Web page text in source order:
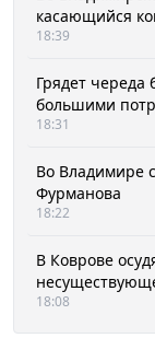
касающийся
18:39
Грядет череда
большими
18:31
Во Владимире
Фурманова
18:22
В Коврове
18:08